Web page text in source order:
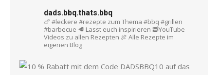
dads.bbq.thats.bbq
🍗 #leckere #rezepte zum Thema #bbq #grillen
#barbecue 🥩 Lasst euch inspirieren 🥓YouTube
Videos zu allen Rezepten 🍖 Alle Rezepte im
eigenen Blog